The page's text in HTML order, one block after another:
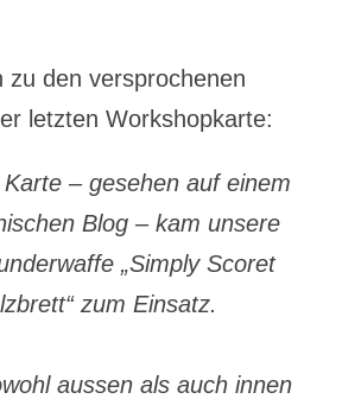
zu den versprochenen
letzten Workshopkarte:
– gesehen auf einem
Blog – kam unsere
„Simply Scoret
zum Einsatz.
aussen als auch innen